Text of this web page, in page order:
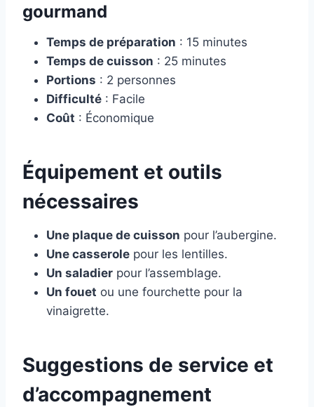
gourmand
Temps de préparation : 15 minutes
Temps de cuisson : 25 minutes
Portions : 2 personnes
Difficulté : Facile
Coût : Économique
Équipement et outils
nécessaires
Une plaque de cuisson pour l’aubergine.
Une casserole pour les lentilles.
Un saladier pour l’assemblage.
Un fouet ou une fourchette pour la
vinaigrette.
Suggestions de service et
d’accompagnement